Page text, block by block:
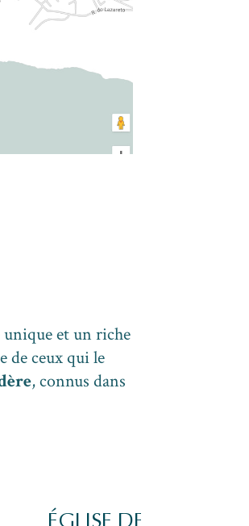
et un riche
de ceux qui le
, connus dans